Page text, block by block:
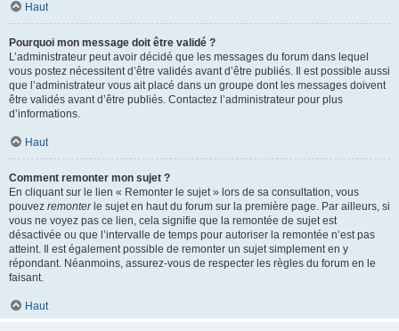
Haut
Pourquoi mon message doit être validé ?
L’administrateur peut avoir décidé que les messages du forum dans lequel
vous postez nécessitent d’être validés avant d’être publiés. Il est possible aussi
que l’administrateur vous ait placé dans un groupe dont les messages doivent
être validés avant d’être publiés. Contactez l’administrateur pour plus
d’informations.
Haut
Comment remonter mon sujet ?
En cliquant sur le lien « Remonter le sujet » lors de sa consultation, vous
pouvez remonterle sujet en haut du forum sur la première page. Par ailleurs, si
vous ne voyez pas ce lien, cela signifie que la remontée de sujet est
désactivée ou que l’intervalle de temps pour autoriser la remontée n’est pas
atteint. Il est également possible de remonter un sujet simplement en y
répondant. Néanmoins, assurez-vous de respecter les règles du forum en le
faisant.
Haut